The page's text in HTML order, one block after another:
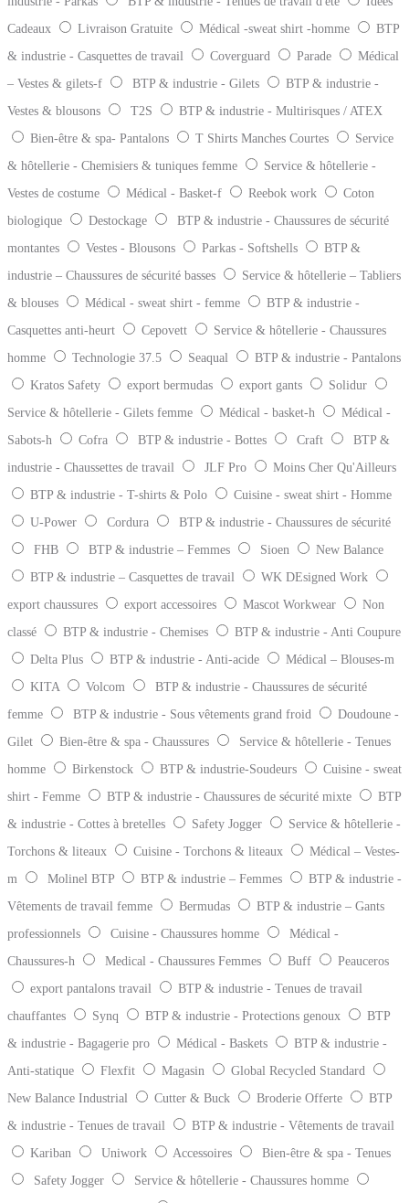
Cadeaux
Livraison Gratuite Médical -sweat shirt -homme
BTP
& industrie - Casquettes de travail
Coverguard Parade
Médical
– Vestes & gilets-f
BTP & industrie - Gilets
BTP & industrie -
Vestes & blousons
T2S
BTP & industrie - Multirisques / ATEX
Bien-être & spa- Pantalons
T Shirts Manches Courtes
Service
& hôtellerie - Chemisiers & tuniques femme
Service & hôtellerie -
Vestes de costume
Médical - Basket-f Reebok work
Coton
biologique
Destockage
BTP & industrie - Chaussures de sécurité
montantes
Vestes - Blousons Parkas - Softshells
BTP &
industrie – Chaussures de sécurité basses
Service & hôtellerie – Tabliers
& blouses
Médical - sweat shirt - femme
BTP & industrie -
Casquettes anti-heurt
Cepovett
Service & hôtellerie - Chaussures
homme
Technologie 37.5 Seaqual
BTP & industrie - Pantalons
Kratos Safety
export bermudas export gants
Solidur
Service & hôtellerie - Gilets femme
Médical - basket-h
Médical -
Sabots-h
Cofra BTP & industrie - Bottes Craft
BTP &
industrie - Chaussettes de travail
JLF Pro
Moins Cher Qu'Ailleurs
BTP & industrie - T-shirts & Polo
Cuisine - sweat shirt - Homme
U-Power
Cordura
BTP & industrie - Chaussures de sécurité
FHB
BTP & industrie – Femmes Sioen
New Balance
BTP & industrie – Casquettes de travail
WK DEsigned Work
export chaussures
export accessoires Mascot Workwear
Non
classé
BTP & industrie - Chemises
BTP & industrie - Anti Coupure
Delta Plus
BTP & industrie - Anti-acide
Médical – Blouses-m
KITA
Volcom
BTP & industrie - Chaussures de sécurité
femme
BTP & industrie - Sous vêtements grand froid
Doudoune -
Gilet
Bien-être & spa - Chaussures
Service & hôtellerie - Tenues
homme
Birkenstock BTP & industrie-Soudeurs
Cuisine - sweat
shirt - Femme
BTP & industrie - Chaussures de sécurité mixte
BTP
& industrie - Cottes à bretelles
Safety Jogger
Service & hôtellerie -
Torchons & liteaux
Cuisine - Torchons & liteaux
Médical – Vestes-
m
Molinel BTP BTP & industrie – Femmes
BTP & industrie -
Vêtements de travail femme
Bermudas
BTP & industrie – Gants
professionnels
Cuisine - Chaussures homme
Médical -
Chaussures-h
Medical - Chaussures Femmes Buff
Peauceros
export pantalons travail
BTP & industrie - Tenues de travail
chauffantes
Synq BTP & industrie - Protections genoux
BTP
& industrie - Bagagerie pro
Médical - Baskets
BTP & industrie -
Anti-statique
Flexfit Magasin
Global Recycled Standard
New Balance Industrial
Cutter & Buck Broderie Offerte
BTP
& industrie - Tenues de travail
BTP & industrie - Vêtements de travail
Kariban
Uniwork Accessoires
Bien-être & spa - Tenues
Safety Jogger
Service & hôtellerie - Chaussures homme